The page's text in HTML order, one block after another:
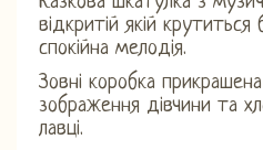
відкритій якій крутиться
спокійна мелодія.
Зовні коробка
зображення дівчини та
лавці.